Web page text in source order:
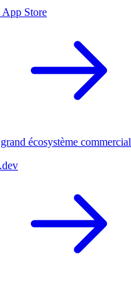
Store
écosystème commercial